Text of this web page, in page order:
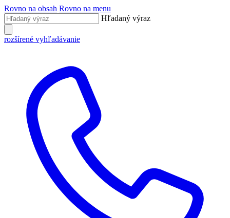
Rovno na obsah Rovno na menu
Hľadaný výraz
rozšírené vyhľadávanie